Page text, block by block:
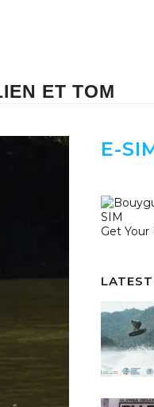
ET TOM
E-
Get Your